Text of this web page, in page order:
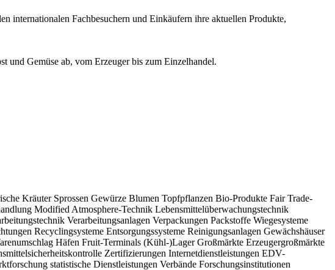
internationalen Fachbesuchern und Einkäufern ihre aktuellen Produkte,
und Gemüse ab, vom Erzeuger bis zum Einzelhandel.
Trends für alle Stufen der Wertschöpfungskette der Fruchtbranche präsentiert
Weg im Handel von frischem Obst und Gemüse beginnen möchten.
Kräuter Sprossen Gewürze Blumen Topfpflanzen Bio-Produkte Fair Trade-
Modified Atmosphere-Technik Lebensmittelüberwachungstechnik
Verarbeitungsanlagen Verpackungen Packstoffe Wiegesysteme
Recyclingsysteme Entsorgungssysteme Reinigungsanlagen Gewächshäuser
Häfen Fruit-Terminals (Kühl-)LagerGroßmärkte Erzeugergroßmärkte
Zertifizierungen Internetdienstleistungen EDV-
statistische Dienstleistungen Verbände Forschungsinstitutionen